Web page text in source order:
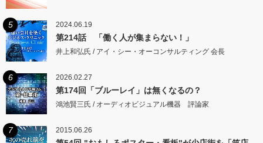
5 2024.06.19
第214話 「働く人が集まらない！」
井上和弘氏 / アイ・シー・オーコンサルティング 会長
6 2026.02.27
第174回「ブルーレイ」は無くなるの？
鴻池賢三氏 / オーディオビジュアル機器 評論家
7 2015.06.26